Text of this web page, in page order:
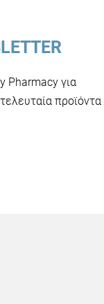
Pharmacy για
προϊόντα